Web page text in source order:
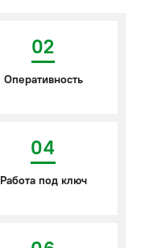
02
Оперативность
04
Работа под ключ